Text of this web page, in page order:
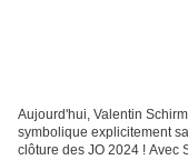
Aujourd'hui, Valentin
symbolique explicitement
clôture des JO 2024 ! Avec